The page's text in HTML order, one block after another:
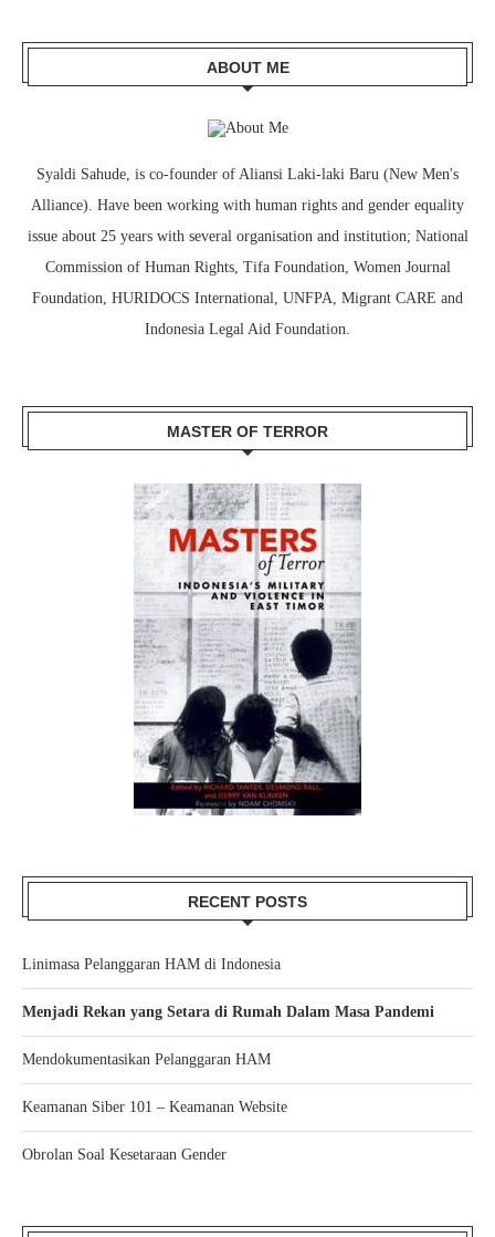
ABOUT ME
Syaldi Sahude, is co-founder of Aliansi Laki-laki Baru (New Men's
Alliance). Have been working with human rights and gender equality
issue about 25 years with several organisation and institution; National
Commission of Human Rights, Tifa Foundation, Women Journal
Foundation, HURIDOCS International, UNFPA, Migrant CARE and
Indonesia Legal Aid Foundation.
MASTER OF TERROR
RECENT POSTS
Linimasa Pelanggaran HAM di Indonesia
Menjadi Rekan yang Setara di Rumah Dalam Masa Pandemi
Mendokumentasikan Pelanggaran HAM
Keamanan Siber 101 – Keamanan Website
Obrolan Soal Kesetaraan Gender